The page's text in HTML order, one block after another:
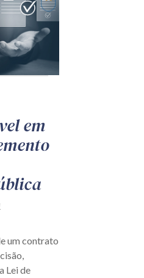
em
um contrato
Lei de